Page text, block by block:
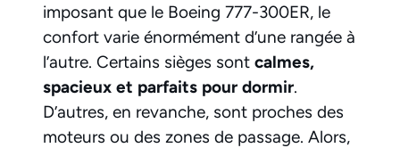
imposant que le Boeing 777-300ER, le
confort varie énormément d’une rangée à
l’autre. Certains sièges sont calmes,
spacieux et parfaits pour dormir.
D’autres, en revanche, sont proches des
moteurs ou des zones de passage. Alors,